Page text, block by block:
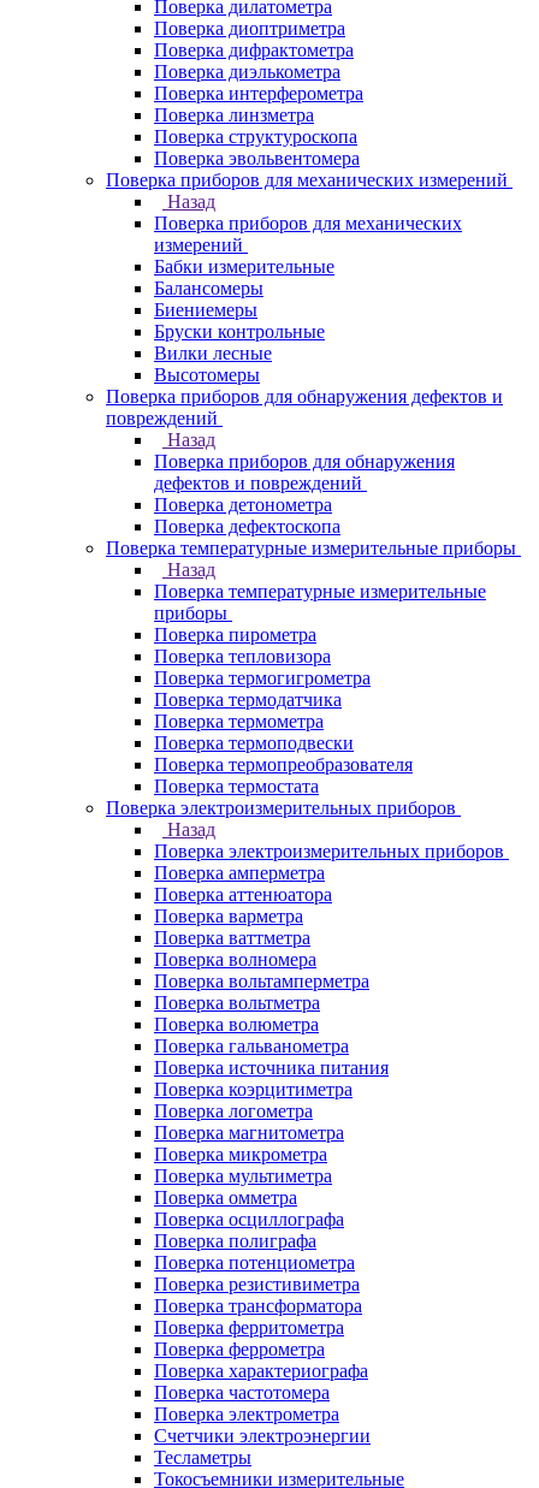
Поверка дилатометра
Поверка диоптриметра
Поверка дифрактометра
Поверка диэлькометра
Поверка интерферометра
Поверка линзметра
Поверка структуроскопа
Поверка эвольвентомера
Поверка приборов для механических измерений
Назад
Поверка приборов для механических
измерений
Бабки измерительные
Балансомеры
Биениемеры
Бруски контрольные
Вилки лесные
Высотомеры
Поверка приборов для обнаружения дефектов и
повреждений
Назад
Поверка приборов для обнаружения
дефектов и повреждений
Поверка детонометра
Поверка дефектоскопа
Поверка температурные измерительные приборы
Назад
Поверка температурные измерительные
приборы
Поверка пирометра
Поверка тепловизора
Поверка термогигрометра
Поверка термодатчика
Поверка термометра
Поверка термоподвески
Поверка термопреобразователя
Поверка термостата
Поверка электроизмерительных приборов
Назад
Поверка электроизмерительных приборов
Поверка амперметра
Поверка аттенюатора
Поверка варметра
Поверка ваттметра
Поверка волномера
Поверка вольтамперметра
Поверка вольтметра
Поверка волюметра
Поверка гальванометра
Поверка источника питания
Поверка коэрцитиметра
Поверка логометра
Поверка магнитометра
Поверка микрометра
Поверка мультиметра
Поверка омметра
Поверка осциллографа
Поверка полиграфа
Поверка потенциометра
Поверка резистивиметра
Поверка трансформатора
Поверка ферритометра
Поверка феррометра
Поверка характериографа
Поверка частотомера
Поверка электрометра
Счетчики электроэнергии
Тесламетры
Токосъемники измерительные